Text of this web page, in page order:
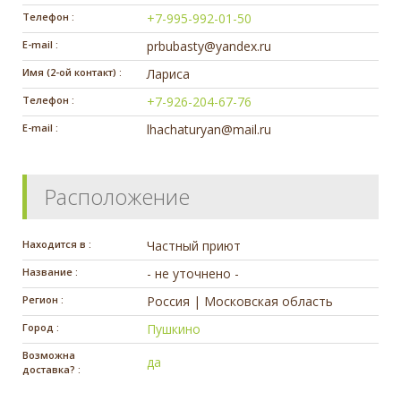
Телефон : +7-995-992-01-50
E-mail : prbubasty@yandex.ru
Имя (2-ой контакт) : Лариса
Телефон : +7-926-204-67-76
E-mail : lhachaturyan@mail.ru
Расположение
Находится в : Частный приют
Название : - не уточнено -
Регион : Россия | Московская область
Город : Пушкино
Возможна
доставка? :
да